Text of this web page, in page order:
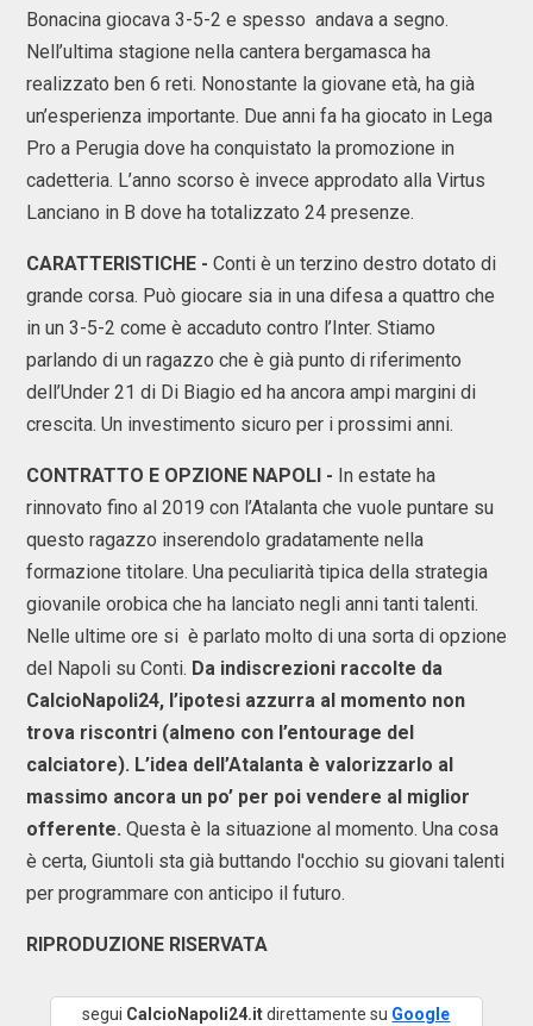
Bonacina giocava 3-5-2 e spesso andava a segno.
Nell’ultima stagione nella cantera bergamasca ha
realizzato ben 6 reti. Nonostante la giovane età, ha già
un’esperienza importante. Due anni fa ha giocato in Lega
Pro a Perugia dove ha conquistato la promozione in
cadetteria. L’anno scorso è invece approdato alla Virtus
Lanciano in B dove ha totalizzato 24 presenze.
CARATTERISTICHE - Conti è un terzino destro dotato di
grande corsa. Può giocare sia in una difesa a quattro che
in un 3-5-2 come è accaduto contro l’Inter. Stiamo
parlando di un ragazzo che è già punto di riferimento
dell’Under 21 di Di Biagio ed ha ancora ampi margini di
crescita. Un investimento sicuro per i prossimi anni.
CONTRATTO E OPZIONE NAPOLI - In estate ha
rinnovato fino al 2019 con l’Atalanta che vuole puntare su
questo ragazzo inserendolo gradatamente nella
formazione titolare. Una peculiarità tipica della strategia
giovanile orobica che ha lanciato negli anni tanti talenti.
Nelle ultime ore si è parlato molto di una sorta di opzione
del Napoli su Conti. Da indiscrezioni raccolte da
CalcioNapoli24, l’ipotesi azzurra al momento non
trova riscontri (almeno con l’entourage del
calciatore). L’idea dell’Atalanta è valorizzarlo al
massimo ancora un po’ per poi vendere al miglior
offerente. Questa è la situazione al momento. Una cosa
è certa, Giuntoli sta già buttando l'occhio su giovani talenti
per programmare con anticipo il futuro.
RIPRODUZIONE RISERVATA
segui CalcioNapoli24.itdirettamente su Google